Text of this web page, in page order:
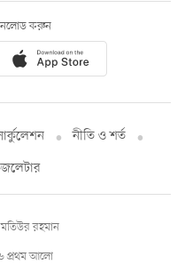
করুন
নীতি ও শর্ত
প্রথম আলো
রহমান